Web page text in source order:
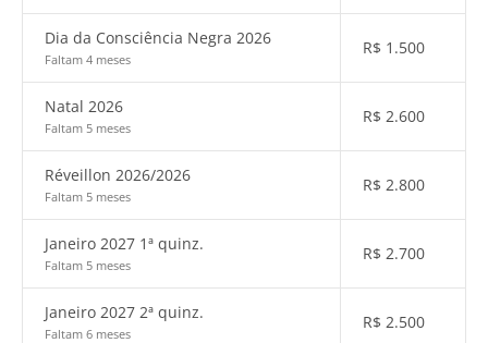
Dia da Consciência Negra 2026
Faltam 4 meses
R$ 1.500
Natal 2026
Faltam 5 meses
R$ 2.600
Réveillon 2026/2026
Faltam 5 meses
R$ 2.800
Janeiro 2027 1ª quinz.
Faltam 5 meses
R$ 2.700
Janeiro 2027 2ª quinz.
Faltam 6 meses
R$ 2.500